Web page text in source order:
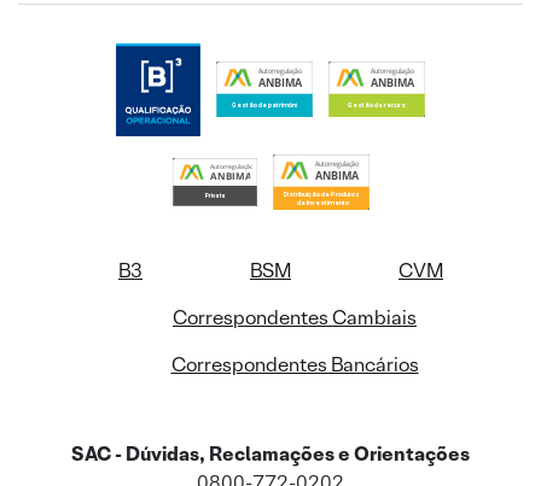
B3 BSM
CVM
Correspondentes Cambiais
Correspondentes Bancários
SAC - Dúvidas, Reclamações e Orientações